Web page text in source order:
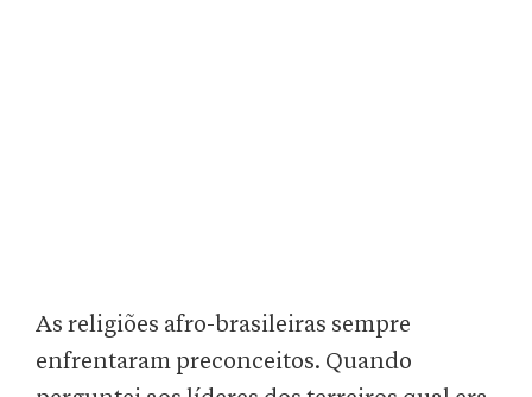
As religiões afro-brasileiras sempre
enfrentaram preconceitos. Quando